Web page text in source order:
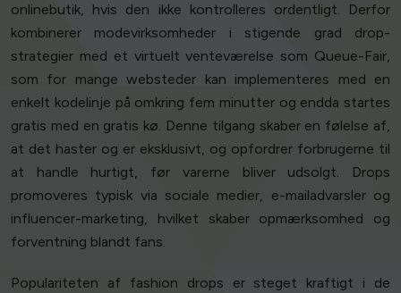
onlinebutik, hvis den ikke kontrolleres ordentligt. Derfor
kombinerer modevirksomheder i stigende grad drop-
strategier med et virtuelt venteværelse som Queue-Fair,
som for mange websteder kan implementeres med en
enkelt kodelinje på omkring fem minutter og endda startes
gratis med en gratis kø. Denne tilgang skaber en følelse af,
at det haster og er eksklusivt, og opfordrer forbrugerne til
at handle hurtigt, før varerne bliver udsolgt. Drops
promoveres typisk via sociale medier, e-mailadvarsler og
influencer-marketing, hvilket skaber opmærksomhed og
forventning blandt fans.
Populariteten af fashion drops er steget kraftigt i de